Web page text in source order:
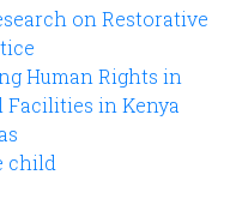
on Restorative
Human Rights in
in Kenya
child